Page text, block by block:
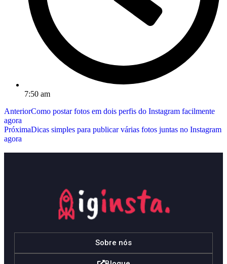
7:50 am
AnteriorComo postar fotos em dois perfis do Instagram facilmente
agora
PróximaDicas simples para publicar várias fotos juntas no Instagram
agora
Sobre nós